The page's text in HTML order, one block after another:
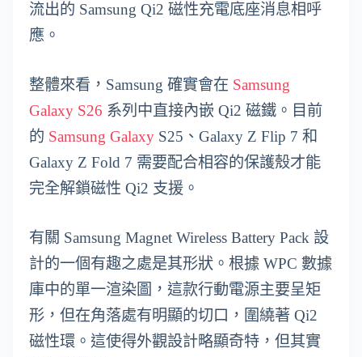
流出的 Samsung Qi2 磁性充電底座消息相呼
應。
整體來看，Samsung 確實會在 Samsung
Galaxy S26 系列中直接內嵌 Qi2 磁鐵。目前
的 Samsung Galaxy S25、Galaxy Z Flip 7 和
Galaxy Z Fold 7 需要配合相容的保護殼才能
完全解鎖磁性 Qi2 支援。
有關 Samsung Magnet Wireless Battery Pack 設
計的一個有趣之處是其形狀。根據 WPC 數據
庫中的單一渲染圖，這款行動電源主要呈矩
形，但在角落處有明顯的切口，圍繞著 Qi2
磁性環。這使得外觀設計略顯奇特，但其實